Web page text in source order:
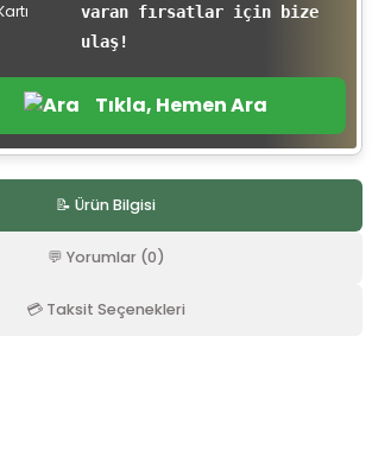
varan fırsatlar için bize
ulaş!
Tıkla, Hemen Ara
📝 Ürün Bilgisi
💬 Yorumlar (0)
💳 Taksit Seçenekleri